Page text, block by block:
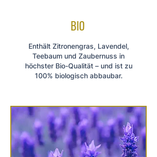
BIO
Enthält Zitronengras, Lavendel,
Teebaum und Zaubernuss in
höchster Bio-Qualität – und ist zu
100% biologisch abbaubar.